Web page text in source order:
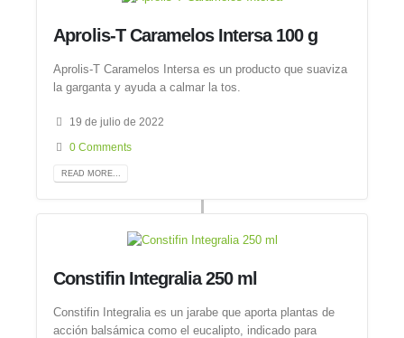
Aprolis-T Caramelos Intersa 100 g
Aprolis-T Caramelos Intersa es un producto que suaviza
la garganta y ayuda a calmar la tos.
19 de julio de 2022
0 Comments
READ MORE...
Constifin Integralia 250 ml
Constifin Integralia es un jarabe que aporta plantas de
acción balsámica como el eucalipto, indicado para